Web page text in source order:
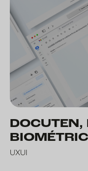
DOCUTEN,
UXUI